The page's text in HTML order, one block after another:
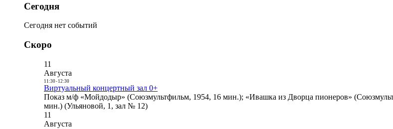
Сегодня
Сегодня нет событий
Скоро
11
Августа
11:30- 12:30
Виртуальный концертный зал 0+
Показ м/ф «Мойдодыр» (Союзмультфильм, 1954, 16 мин.); «Ивашка из Дворца пионеров»
мин.) (Ульяновой, 1, зал № 12)
11
Августа